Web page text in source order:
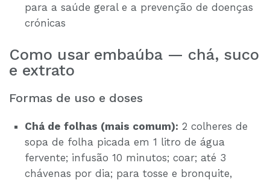
para a saúde geral e a prevenção de doenças
crónicas
Como usar embaúba — chá, suco
e extrato
Formas de uso e doses
Chá de folhas (mais comum): 2 colheres de
sopa de folha picada em 1 litro de água
fervente; infusão 10 minutos; coar; até 3
chávenas por dia; para tosse e bronquite,